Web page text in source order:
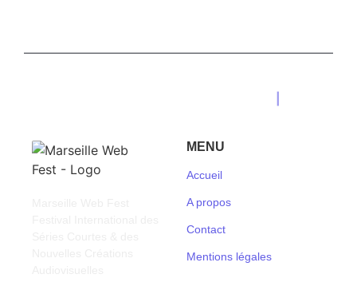
MENU
Accueil
A propos
Contact
Mentions légales